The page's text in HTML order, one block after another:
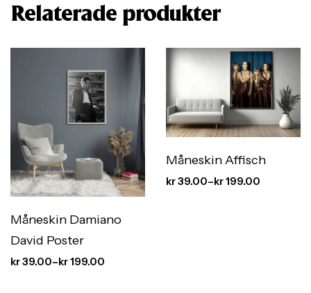
Relaterade produkter
Måneskin Damiano
David Poster
kr39.00–kr199.00
Måneskin Affisch
kr39.00–kr199.00